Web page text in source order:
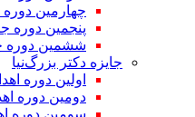
چهارمین دوره
پنجمین دوره
ششمین دوره
جایزه دکتر بزرگ‌نیا
اولین دوره اهدا
دومین دوره
سومین دوره